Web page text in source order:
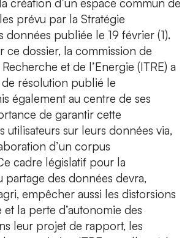
création d’un espace commun de
prévu par la Stratégie
données publiée le 19 février (1).
ce dossier, la commission de
et de l’Energie (ITRE) a
résolution publié le
également au centre de ses
de garantir cette
utilisateurs sur leurs données via,
d’un corpus
cadre législatif pour la
partage des données devra,
empêcher aussi les distorsions
la perte d’autonomie des
leur projet de rapport, les